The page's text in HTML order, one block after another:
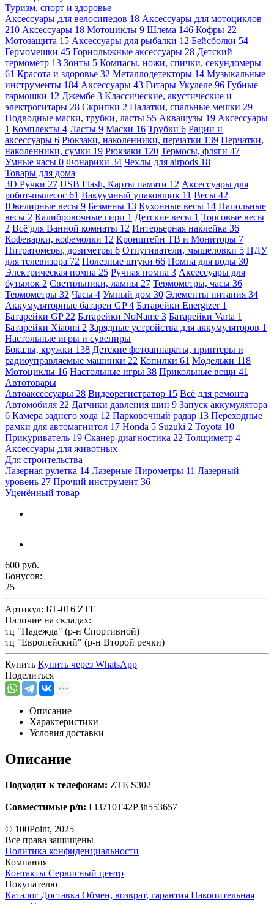
Туризм, спорт и здоровье
Аксессуары для велосипедов 18 Аксессуары для мотоциклов
210 Аксессуары 18 Мотоциклы 9 Шлема 146 Кофры 22
Мотозащита 15 Аксессуары для рыбалки 12 Бейсболки 54
Гермомешки 45 Горнолыжные аксессуары 28 Детский
термометр 13 Зонты 5 Компасы, ножи, спички, секундомеры
61 Красота и здоровье 32 Металлодетекторы 14 Музыкальные
инструменты 184 Аксессуары 43 Гитары Укулеле 96 Губные
гармошки 12 Джембе 3 Классические, акустические и
электрогитары 28 Скрипки 2 Палатки, спальные мешки 29
Подводные маски, трубки, ласты 55 Аквашузы 19 Аксессуары
1 Комплекты 4 Ласты 9 Маски 16 Трубки 6 Рации и
аксессуары 6 Рюкзаки, наколенники, перчатки 139 Перчатки,
наколенники, сумки 19 Рюкзаки 120 Термосы, фляги 47
Умные часы 0 Фонарики 34 Чехлы для airpods 18
Товары для дома
3D Ручки 27 USB Flash, Карты памяти 12 Аксессуары для
робот-пылесос 61 Вакуумный упаковщик 11 Весы 42
Ювелирные весы 9 Безмены 13 Кухонные весы 14 Напольные
весы 2 Калибровочные гири 1 Детские весы 1 Торговые весы
2 Всё для Ванной комнаты 12 Интерьерная наклейка 36
Кофеварки, кофемолки 12 Кронштейн ТВ и Мониторы 7
Нитратомеры, дозиметры 6 Отпугиватели, мышеловки 5 ПДУ
для телевизора 72 Полезные штуки 66 Помпа для воды 30
Электрическая помпа 25 Ручная помпа 3 Аксессуары для
бутылок 2 Светильники, лампы 27 Термометры, часы 36
Термометры 32 Часы 4 Умный дом 30 Элементы питания 34
Аккумуляторные батареи GP4 Батарейки Energizer 1
Батарейки GP 22 Батарейки NoName 3 Батарейки Varta 1
Батарейки Xiaomi 2 Зарядные устройства для аккумуляторов 1
Настольные игры и сувениры
Бокалы, кружки 138 Детские фотоаппараты, принтеры и
радиоуправляемые машинки 22 Копилки 61 Модельки 118
Мотоциклы 16 Настольные игры 38 Прикольные вещи 41
Автотовары
Автоаксессуары 28 Видеорегистратор 15 Всё для ремонта
Автомобиля 22 Датчики давления шин 9 Запуск аккумулятора
6 Камера заднего хода 12 Парковочный радар 13 Переходные
рамки для автомагнитол 17 Honda 5 Suzuki 2 Toyota 10
Прикуриватель 19 Сканер-диагностика 22 Толщиметр 4
Аксессуары для животных
Для строительства
Лазерная рулетка 14 Лазерные Пирометры 11 Лазерный
уровень 27 Прочий инструмент 36
Уценённый товар
600 руб.
Бонусов:
25
Артикул: БТ-016 ZTE
Наличие на складах:
тц "Надежда" (р-н Спортивной)
тц "Европейский" (р-н Второй речки)
Купить Купить через WhatsApp
Поделиться
Описание
Характеристики
Условия доставки
Описание
Подходит к телефонам: ZTE S302
Совместимые p/n: Li3710T42P3h553657
© 100Point, 2025
Все права защищены
Политика конфиденциальности
Компания
Контакты Сервисный центр
Покупателю
Каталог Доставка Обмен, возврат, гарантия Накопительная